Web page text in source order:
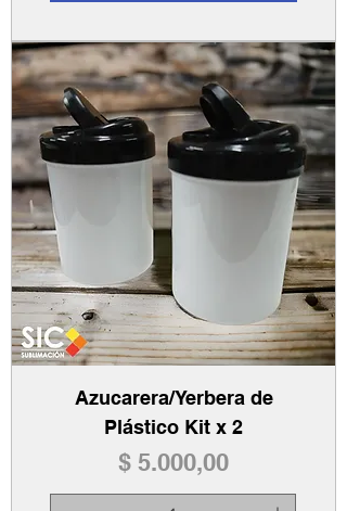
Azucarera/Yerbera de
Plástico Kit x 2
Precio
$ 5.000,00